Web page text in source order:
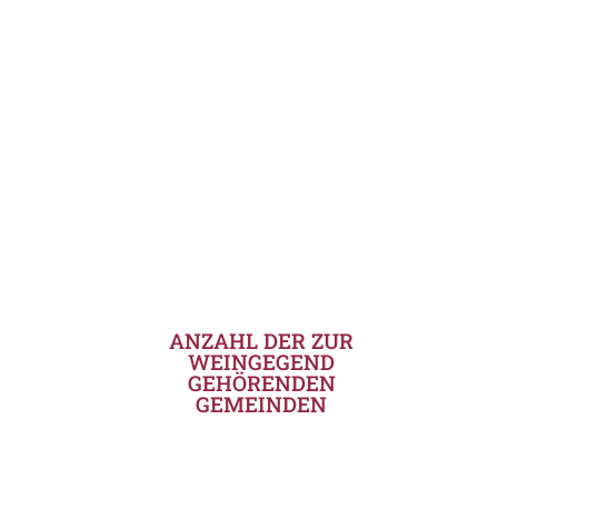
ANZAHL DER ZUR
WEINGEGEND
GEHÖRENDEN
GEMEINDEN